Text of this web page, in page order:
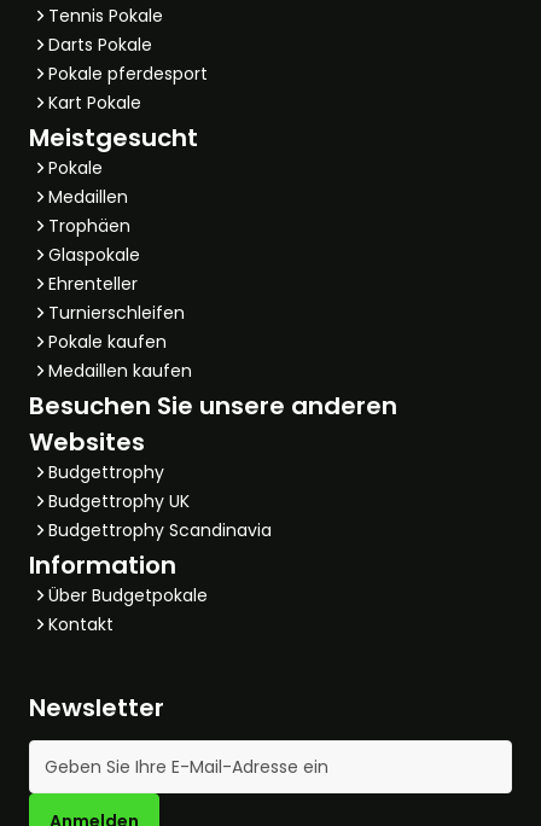
Tennis Pokale
Darts Pokale
Pokale pferdesport
Kart Pokale
Meistgesucht
Pokale
Medaillen
Trophäen
Glaspokale
Ehrenteller
Turnierschleifen
Pokale kaufen
Medaillen kaufen
Besuchen Sie unsere anderen
Websites
Budgettrophy
Budgettrophy UK
Budgettrophy Scandinavia
Information
Über Budgetpokale
Kontakt
Newsletter
E-Mail-Adresse
Anmelden